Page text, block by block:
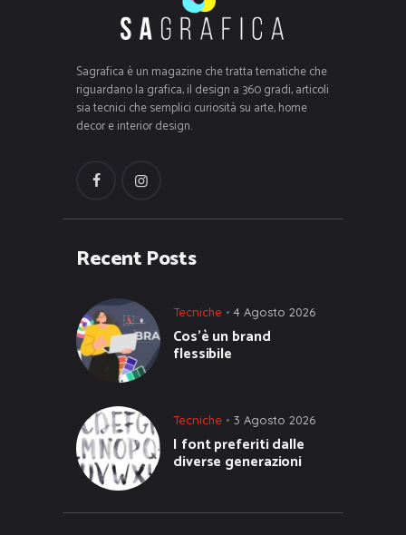
Sagrafica è un magazine che tratta tematiche che
riguardano la grafica, il design a 360 gradi, articoli
sia tecnici che semplici curiosità su arte, home
decor e interior design.
Recent Posts
Tecniche 4 Agosto 2026
Cos’è un brand
flessibile
Tecniche 3 Agosto 2026
I font preferiti dalle
diverse generazioni